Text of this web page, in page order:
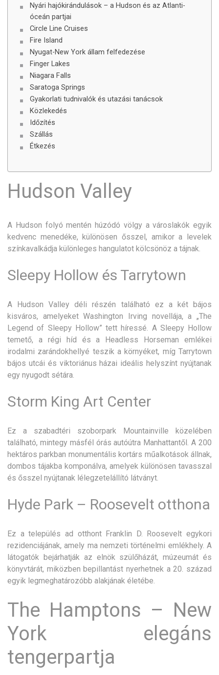
Nyári hajókirándulások – a Hudson és az Atlanti-
óceán partjai
Circle Line Cruises
Fire Island
Nyugat-New York állam felfedezése
Finger Lakes
Niagara Falls
Saratoga Springs
Gyakorlati tudnivalók és utazási tanácsok
Közlekedés
Időzítés
Szállás
Étkezés
Hudson Valley
A Hudson folyó mentén húzódó völgy a városlakók egyik
kedvenc menedéke, különösen ősszel, amikor a levelek
színkavalkádja különleges hangulatot kölcsönöz a tájnak.
Sleepy Hollow és Tarrytown
A Hudson Valley déli részén található ez a két bájos
kisváros, amelyeket Washington Irving novellája, a „The
Legend of Sleepy Hollow” tett híressé. A Sleepy Hollow
temető, a régi híd és a Headless Horseman emlékei
irodalmi zarándokhellyé teszik a környéket, míg Tarrytown
bájos utcái és viktoriánus házai ideális helyszínt nyújtanak
egy nyugodt sétára.
Storm King Art Center
Ez a szabadtéri szoborpark Mountainville közelében
található, mintegy másfél órás autóútra Manhattantől. A 200
hektáros parkban monumentális kortárs műalkotások állnak,
dombos tájakba komponálva, amelyek különösen tavasszal
és ősszel nyújtanak lélegzetelállító látványt.
Hyde Park – Roosevelt otthona
Ez a település ad otthont Franklin D. Roosevelt egykori
rezidenciájának, amely ma nemzeti történelmi emlékhely. A
látogatók bejárhatják az elnök szülőházát, múzeumát és
könyvtárát, miközben bepillantást nyerhetnek a 20. század
egyik legmeghatározóbb alakjának életébe.
The Hamptons – New
York elegáns
tengerpartja